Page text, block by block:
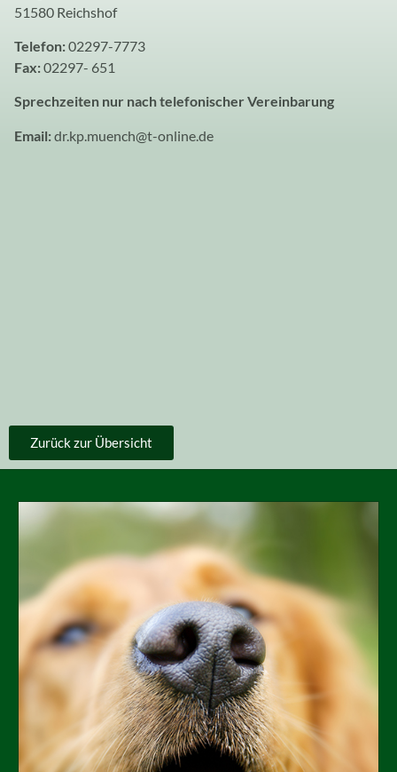
51580 Reichshof
Telefon:02297-7773
Fax:02297- 651
Sprechzeiten nur nach telefonischer Vereinbarung
Email:dr.kp.muench@t-online.de
Zurück zur Übersicht